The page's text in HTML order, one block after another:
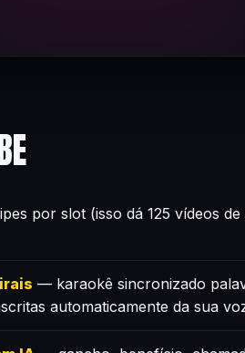
por slot (isso dá 125 vídeos de
— karaokê sincronizado
automaticamente da sua